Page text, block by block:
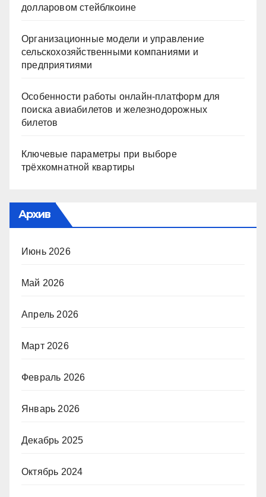
долларовом стейблкоине
Организационные модели и управление
сельскохозяйственными компаниями и
предприятиями
Особенности работы онлайн-платформ для
поиска авиабилетов и железнодорожных
билетов
Ключевые параметры при выборе
трёхкомнатной квартиры
Архив
Июнь 2026
Май 2026
Апрель 2026
Март 2026
Февраль 2026
Январь 2026
Декабрь 2025
Октябрь 2024